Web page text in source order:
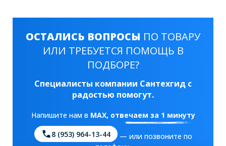
ОСТАЛИСЬ ВОПРОСЫ ПО ТОВАРУ
ИЛИ ТРЕБУЕТСЯ ПОМОЩЬ В
ПОДБОРЕ?
Специалисты компании Сантехгид с
радостью помогут.
Напишите нам в MAX, отвечаем за 1 минуту
8 (953) 964-13-44
— или позвоните по